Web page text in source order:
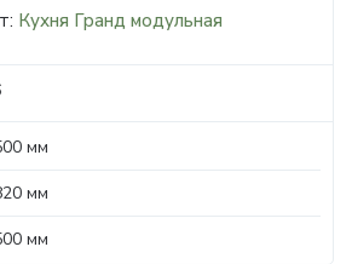
Кухня Гранд модульная
мм
мм
мм